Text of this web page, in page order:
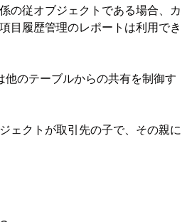
の従オブジェクトである場合、カ
目履歴管理のレポートは利用でき
他のテーブルからの共有を制御す
ェクトが取引先の子で、その親に
する必要があります。この機能は